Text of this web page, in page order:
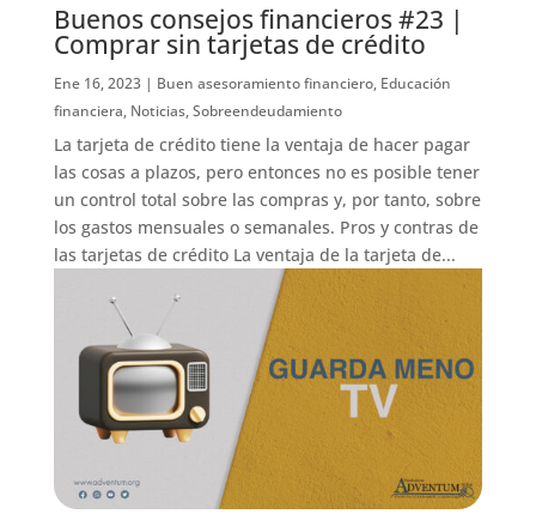
Buenos consejos financieros #23 |
Comprar sin tarjetas de crédito
Ene 16, 2023| Buen asesoramiento financiero, Educación
financiera, Noticias,Sobreendeudamiento
La tarjeta de crédito tiene la ventaja de hacer pagar
las cosas a plazos, pero entonces no es posible tener
un control total sobre las compras y, por tanto, sobre
los gastos mensuales o semanales. Pros y contras de
las tarjetas de crédito La ventaja de la tarjeta de...